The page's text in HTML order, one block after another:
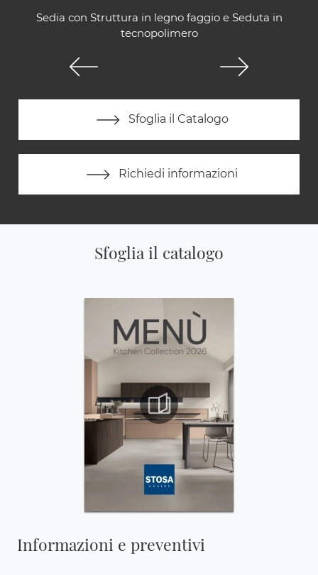
Sedia con Struttura in legno faggio e Seduta in
tecnopolimero
Sfoglia il Catalogo
Richiedi informazioni
Sfoglia il catalogo
Informazioni e preventivi